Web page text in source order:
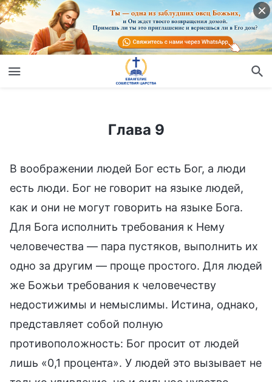
Глава 9
В воображении людей Бог есть Бог, а люди
есть люди. Бог не говорит на языке людей,
как и они не могут говорить на языке Бога.
Для Бога исполнить требования к Нему
человечества — пара пустяков, выполнить их
одно за другим — проще простого. Для людей
же Божьи требования к человечеству
недостижимы и немыслимы. Истина, однако,
представляет собой полную
противоположность: Бог просит от людей
лишь «0,1 процента». У людей это вызывает не